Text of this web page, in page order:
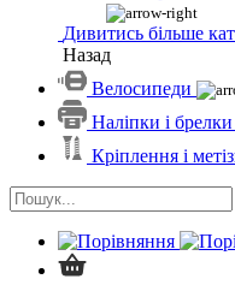
Дивитись більше
Назад
Велосипеди
Наліпки і брелки
Кріплення і